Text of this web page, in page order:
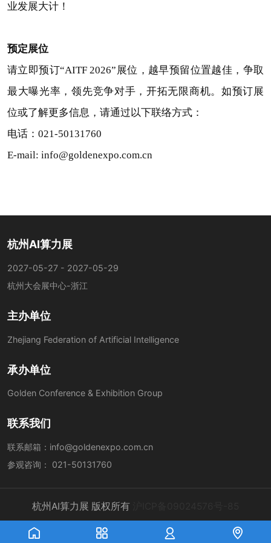
业发展大计！
预定展位
请立即预订“AITF 2026”展位，越早预留位置越佳，争取
最大曝光率，领先竞争对手，开拓无限商机。如预订展
位或了解更多信息，请通过以下联络方式：
电话：021-50131760
E-mail: info@goldenexpo.com.cn
杭州AI算力展
2027-05-27 - 2027-05-29
杭州大会展中心-浙江
主办单位
Zhejiang Federation of Artificial Intelligence
承办单位
Golden Conference & Exhibition Group
联系我们
联系邮箱： info@goldenexpo.com.cn
参观咨询：
021-50131760
杭州AI算力展 版权所有
   